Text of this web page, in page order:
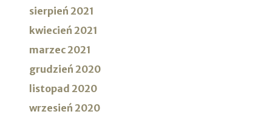
sierpień 2021
kwiecień 2021
marzec 2021
grudzień 2020
listopad 2020
wrzesień 2020